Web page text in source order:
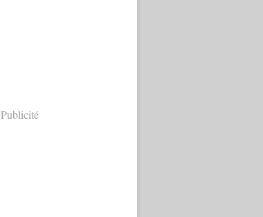
Publicité